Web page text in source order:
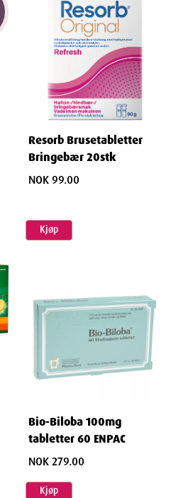
Resorb Brusetabletter
Bringebær 20stk
NOK 99.00
Kjøp
Bio-Biloba 100mg
tabletter 60 ENPAC
NOK 279.00
Kjøp